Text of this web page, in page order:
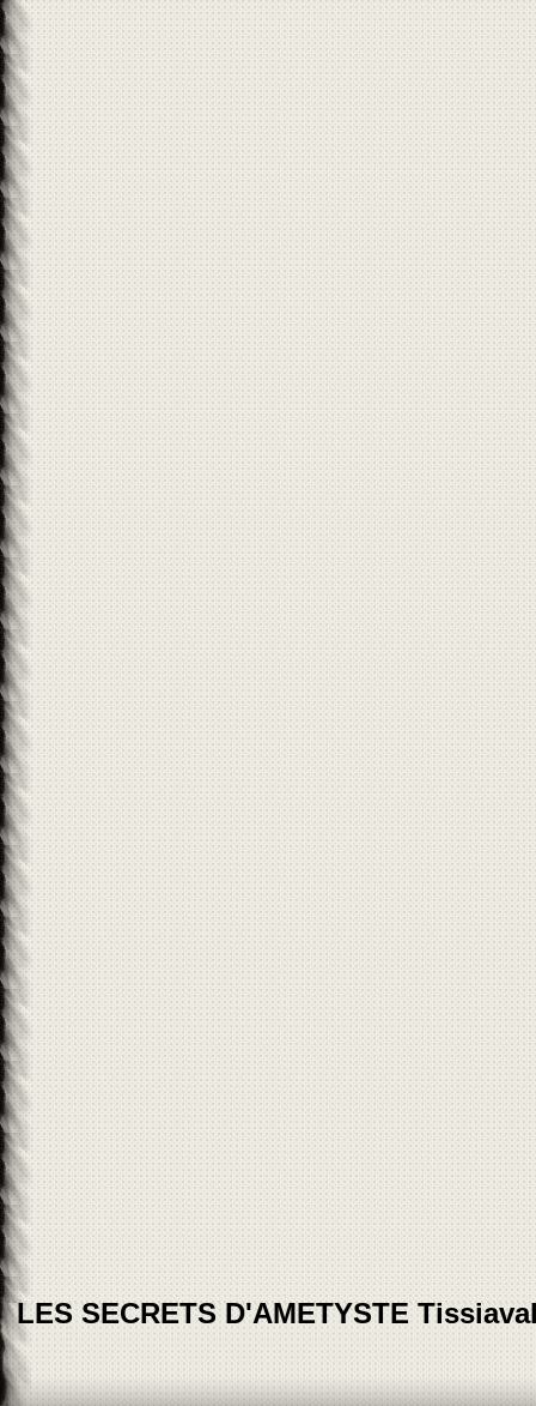
LES SECRETS D'AMETYSTE